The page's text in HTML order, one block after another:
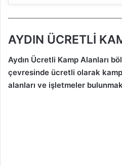
AYDIN ÜCRETLİ
Aydın Ücretli Kamp Alanları
çevresinde ücretli olarak
alanları ve işletmeler